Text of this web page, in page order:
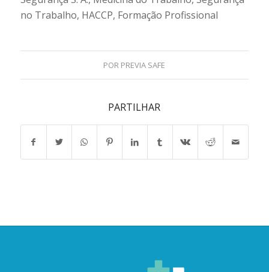
no Trabalho, HACCP, Formação Profissional
POR PREVIA SAFE
PARTILHAR